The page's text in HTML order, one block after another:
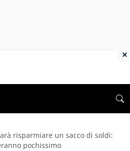
risparmiare un sacco di soldi:
pochissimo
×